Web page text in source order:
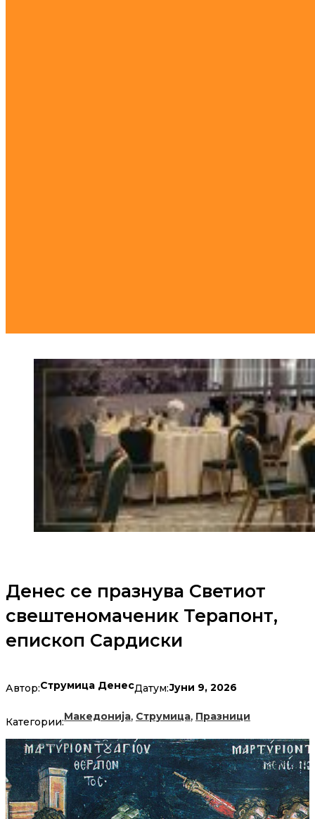
Денес се празнува Светиот
свештеномаченик Терапонт,
епископ Сардиски
Автор:Струмица ДенесДатум:Јуни 9, 2026
Категории:Македонија, Струмица, Празници